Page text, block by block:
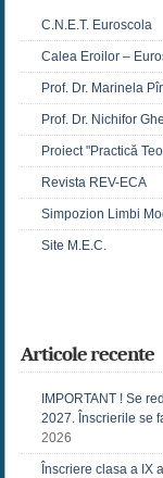
C.N.E.T. Euroscola
Calea Eroilor –
Prof. Dr. Marinela
Prof. Dr. Nichifor
Proiect "Practică
Revista REV-ECA
Simpozion Limbi
Site M.E.C.
Articole recente
IMPORTANT ! Se
2027. Înscrierile se
2026
Înscriere clasa a IX